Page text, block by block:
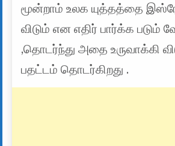
மூன்றாம் உலக யுத்தத்தை
விடும் என எதிர் பார்க்க படும்
,தொடர்ந்து அதை உருவாக்கி
பதட்டம் தொடர்கிறது .